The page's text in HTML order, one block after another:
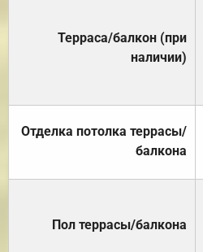
Терраса/балкон (при
наличии)
Отделка потолка террасы/
балкона
Пол террасы/балкона